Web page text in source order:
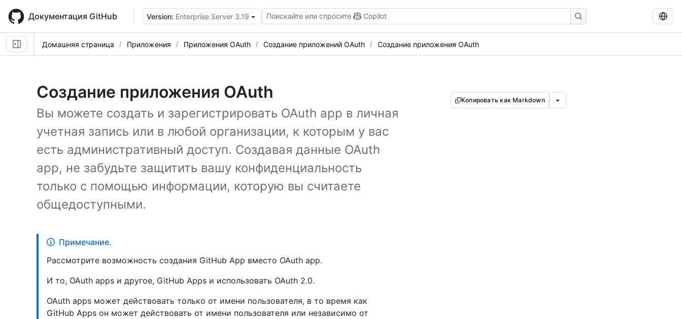
main
content
Документация GitHub Version: Enterprise Server 3.19 Поискайте или спросите Copilot
Домашняя страница Приложения Приложения OAuth Создание приложений OAuth Создание приложения OAuth
Создание приложения OAuth
Вы можете создать и зарегистрировать OAuth app в личная
учетная запись или в любой организации, к которым у вас
есть административный доступ. Создавая данные OAuth
app, не забудьте защитить вашу конфиденциальность
только с помощью информации, которую вы считаете
общедоступными.
Копировать как Markdown
Примечание.
Рассмотрите возможность создания GitHub App вместо OAuth app.
И то, OAuth apps и другое, GitHub Apps и использовать OAuth 2.0.
OAuth apps может действовать только от имени пользователя, в то время как
GitHub Apps он может действовать от имени пользователя или независимо от